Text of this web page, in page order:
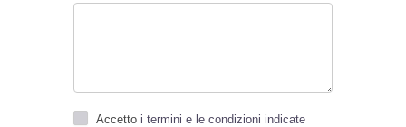
Accetto i termini e le condizioni indicate